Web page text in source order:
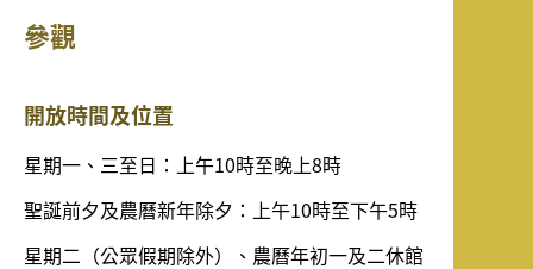
參觀
開放時間及位置
星期一、三至日：上午10時至晚上8時
聖誕前夕及農曆新年除夕：上午10時至下午5時
星期二（公眾假期除外）、農曆年初一及二休館